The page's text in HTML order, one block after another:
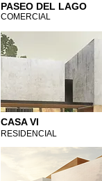
PASEO DEL LAGO
COMERCIAL
CASA VI
RESIDENCIAL